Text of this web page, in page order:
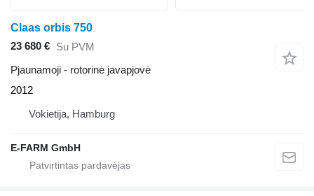
Claas orbis 750
23 680 € Su PVM
Pjaunamoji - rotorinė javapjovė
2012
Vokietija, Hamburg
E-FARM GmbH